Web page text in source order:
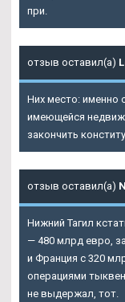
при.
отзыв оставил(а)
Них место: именно
имеющейся
закончить
отзыв оставил(а)
Нижний Тагил
— 480 млрд евро,
и Франция с 320
операциями
не выдержал, тот.